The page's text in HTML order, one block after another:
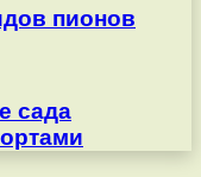
пионов
сада